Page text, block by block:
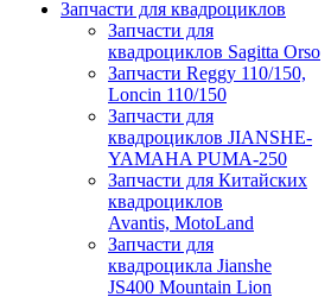
Запчасти для квадроциклов
Запчасти для
квадроциклов Sagitta Orso
Запчасти Reggy 110/150,
Loncin 110/150
Запчасти для
квадроциклов JIANSHE-
YAMAHA PUMA-250
Запчасти для Китайских
квадроциклов
Avantis, MotoLand
Запчасти для
квадроцикла Jianshe
JS400 Mountain Lion